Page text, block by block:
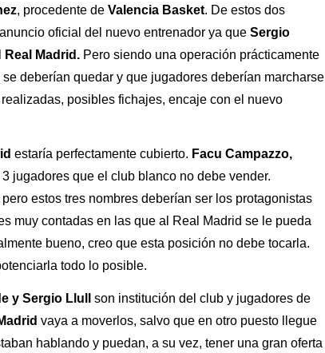
, procedente de Valencia Basket. De estos dos
oficial del nuevo entrenador ya que Sergio
Real Madrid. Pero siendo una operación prácticamente
deberían quedar y que jugadores deberían marcharse
posibles fichajes, encaje con el nuevo
estaría perfectamente cubierto. Facu Campazzo,
jugadores que el club blanco no debe vender.
estos tres nombres deberían ser los protagonistas
muy contadas en las que al Real Madrid se le pueda
bueno, creo que esta posición no debe tocarla.
todo lo posible.
y Sergio Llull son institución del club y jugadores de
vaya a moverlos, salvo que en otro puesto llegue
hablando y puedan, a su vez, tener una gran oferta